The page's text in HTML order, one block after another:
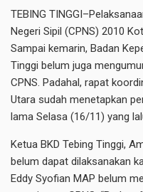
TEBING
Negeri Sipil (CPNS) 2010
Sampai kemarin, Badan
Tinggi belum juga
CPNS. Padahal, rapat
Utara sudah menetapkan
lama Selasa (16/11) yang
Ketua BKD Tebing Tinggi,
belum dapat dilaksanakan
Eddy Syofian MAP belum